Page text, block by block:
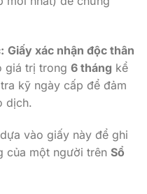
Giấy xác nhận độc thân
giá trị trong 6 tháng kể
kỹ ngày cấp để đảm
dịch.
vào giấy này để ghi
của một người trên Sổ